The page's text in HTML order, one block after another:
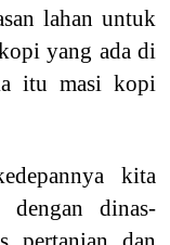
lahan untuk
yang ada di
itu masi kopi
kita
dengan dinas-